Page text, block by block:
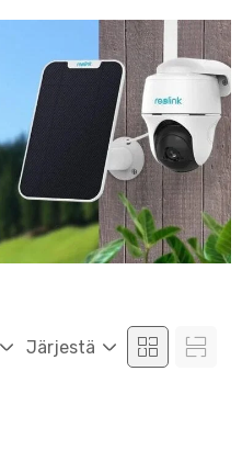
Järjestä